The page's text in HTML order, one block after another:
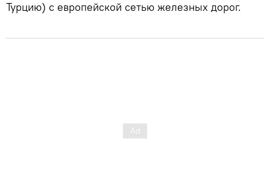
Турцию) с европейской сетью железных дорог.